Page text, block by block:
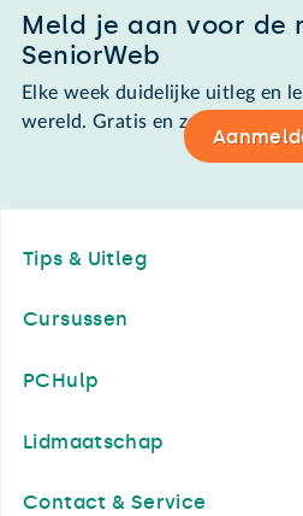
Meld je aan voor de
SeniorWeb
Elke week duidelijke uitleg en
wereld. Gratis en zomaar in de
Tips & Uitleg
Cursussen
PCHulp
Lidmaatschap
Contact & Service